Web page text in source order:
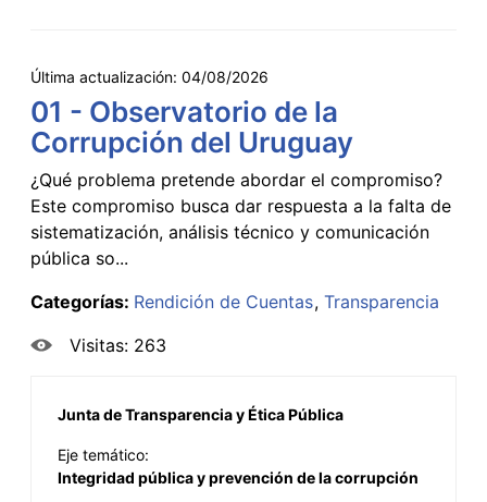
Última actualización: 04/08/2026
01 - Observatorio de la
Corrupción del Uruguay
¿Qué problema pretende abordar el compromiso?
Este compromiso busca dar respuesta a la falta de
sistematización, análisis técnico y comunicación
pública so...
Categorías: Rendición de Cuentas Transparencia
Visitas: 263
Junta de Transparencia y Ética Pública
Eje temático:
Integridad pública y prevención de la corrupción